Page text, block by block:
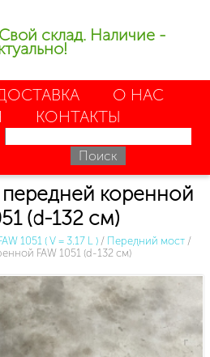
склад. Наличие -
О НАС
КОНТАКТЫ
коренной
(d-132 см)
1051 ( V = 3.17 L ) / Передний мост /
FAW 1051 (d-132 см)